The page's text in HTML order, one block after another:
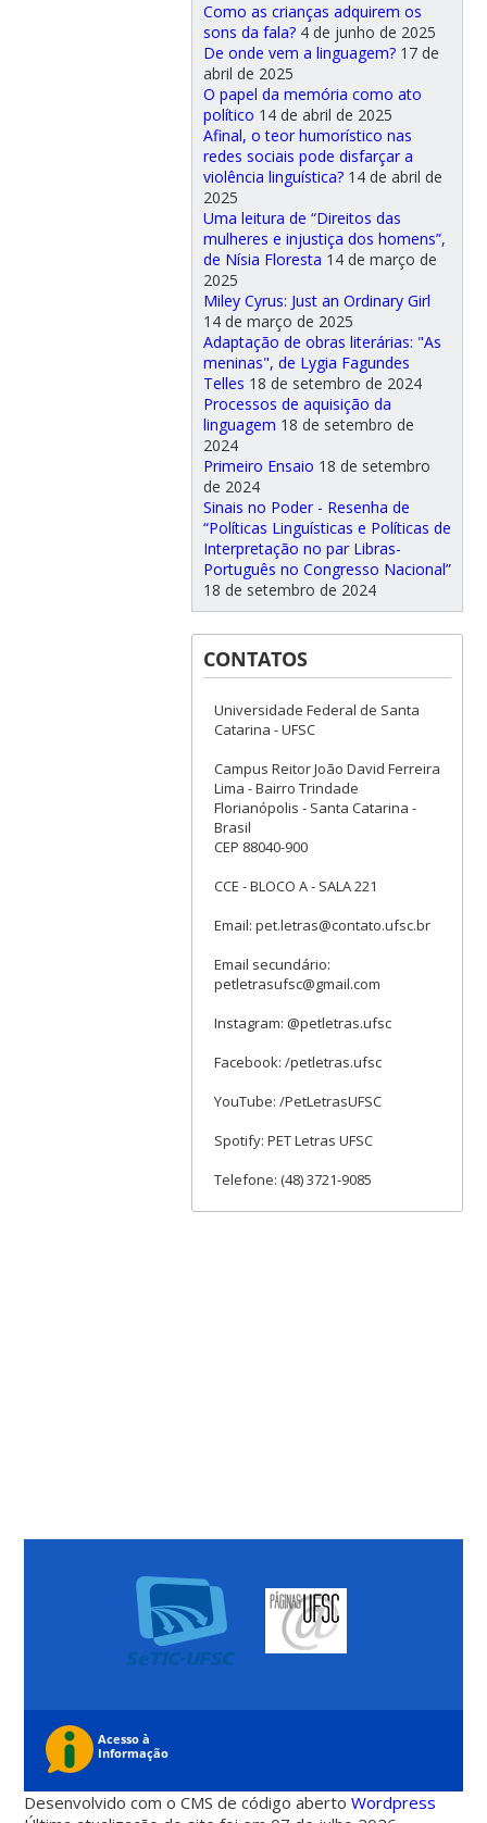
Como as crianças adquirem os
sons da fala? 4 de junho de 2025
De onde vem a linguagem? 17 de
abril de 2025
O papel da memória como ato
político 14 de abril de 2025
Afinal, o teor humorístico nas
redes sociais pode disfarçar a
violência linguística? 14 de abril de
2025
Uma leitura de “Direitos das
mulheres e injustiça dos homens”,
de Nísia Floresta 14 de março de
2025
Miley Cyrus: Just an Ordinary Girl
14 de março de 2025
Adaptação de obras literárias: "As
meninas", de Lygia Fagundes
Telles 18 de setembro de 2024
Processos de aquisição da
linguagem 18 de setembro de
2024
Primeiro Ensaio 18 de setembro
de 2024
Sinais no Poder - Resenha de
“Políticas Linguísticas e Políticas de
Interpretação no par Libras-
Português no Congresso Nacional”
18 de setembro de 2024
CONTATOS
Universidade Federal de Santa
Catarina - UFSC
Campus Reitor João David Ferreira
Lima - Bairro Trindade
Florianópolis - Santa Catarina -
Brasil
CEP 88040-900
CCE - BLOCO A - SALA 221
Email: pet.letras@contato.ufsc.br
Email secundário:
petletrasufsc@gmail.com
Instagram: @petletras.ufsc
Facebook: /petletras.ufsc
YouTube: /PetLetrasUFSC
Spotify: PET Letras UFSC
Telefone: (48) 3721-9085
Desenvolvido com o CMS de código abertoWordpress